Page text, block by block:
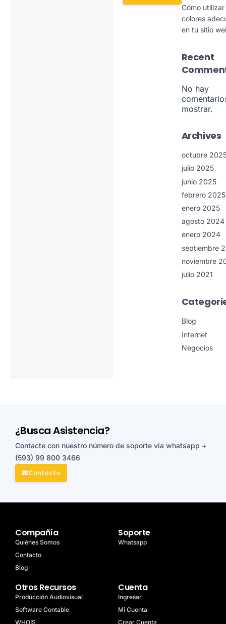
Cómo utilizar
colores
en tu sitio
Recent
No hay
mostrar.
Archives
octubre
julio 2025
junio 2025
febrero 2025
enero 2025
agosto 2024
enero 2024
septiembre
noviembre
julio 2021
Blog
Internet
Negocios
¿Busca Asistencia?
Contacte con nuestro número de soporte vía whatsapp +
(593) 99 800 3466
Contacto
Compañía
Quiénes Somos
Contacto
Blog
Soporte
Whatsapp
Otros Recursos
Producción Audiovisual
Software Contable
WHOIS
Cuenta
Ingresar
Mi Cuenta
Crear Cuenta